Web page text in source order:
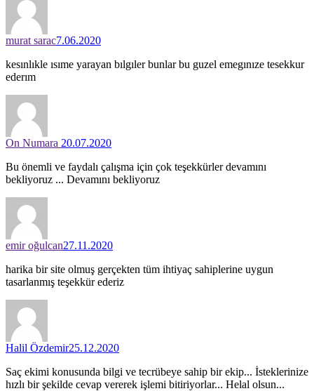
murat sarac7.06.2020
kesınlıkle ısıme yarayan bılgıler bunlar bu guzel emegınıze tesekkur
ederım
On Numara 20.07.2020
Bu önemli ve faydalı çalışma için çok teşekkürler devamını
bekliyoruz ... Devamını bekliyoruz
emir oğulcan27.11.2020
harika bir site olmuş gerçekten tüm ihtiyaç sahiplerine uygun
tasarlanmış teşekkür ederiz
Halil Özdemir25.12.2020
Saç ekimi konusunda bilgi ve tecrübeye sahip bir ekip... İsteklerinize
hızlı bir şekilde cevap vererek işlemi bitiriyorlar... Helal olsun...